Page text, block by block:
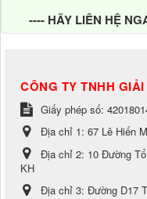
---- HÃY LIÊN HỆ
CÔNG TY TNHH
Giấy phép số:
Địa chỉ 1: 67 Lê Hiến
Địa chỉ 2: 10 Đường
KH
Địa chỉ 3: Đường D17